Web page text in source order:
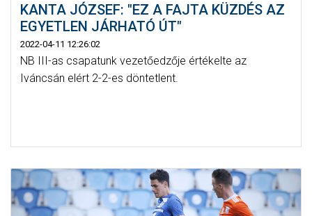
KANTA JÓZSEF: "EZ A FAJTA KÜZDÉS AZ
EGYETLEN JÁRHATÓ ÚT"
2022-04-11 12:26:02
NB III-as csapatunk vezetőedzője értékelte az
Iváncsán elért 2-2-es döntetlent.